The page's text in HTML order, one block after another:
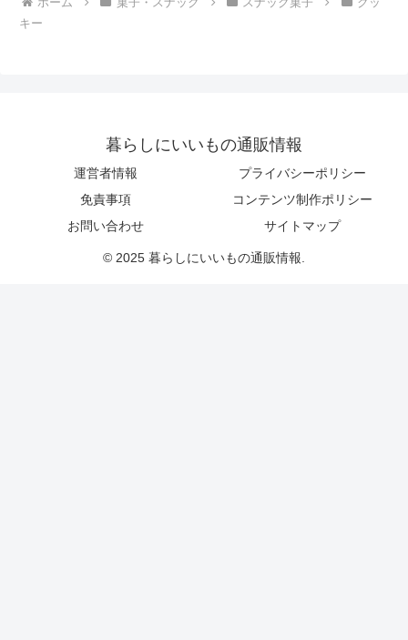
キー
暮らしにいいもの通販情報
運営者情報
プライバシーポリシー
免責事項
コンテンツ制作ポリシー
お問い合わせ
サイトマップ
© 2025 暮らしにいいもの通販情報.